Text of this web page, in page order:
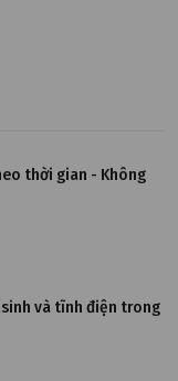
tính PAU
thời gian - Không
sinh và tĩnh điện trong